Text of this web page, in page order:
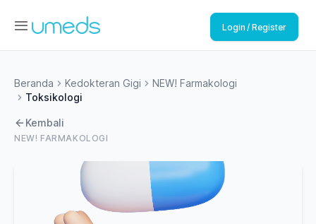
Login / Register
Beranda Kedokteran Gigi
NEW! Farmakologi
Toksikologi
NEW! FARMAKOLOGI
Kembali